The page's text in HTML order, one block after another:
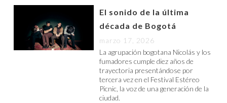
El sonido de la última
década de Bogotá
marzo 17, 2026
La agrupación bogotana Nicolás y los
fumadores cumple diez años de
trayectoria presentándose por
tercera vez en el Festival Estéreo
Picnic, la voz de una generación de la
ciudad.